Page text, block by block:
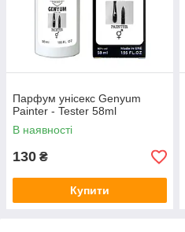
Парфум унісекс Genyum
Painter - Tester 58ml
В наявності
130 ₴
Купити